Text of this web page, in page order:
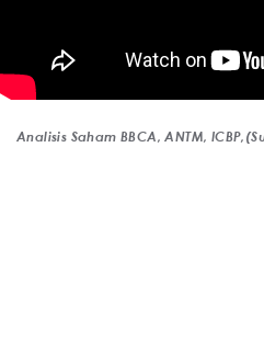
Analisis Saham BBCA, ANTM,